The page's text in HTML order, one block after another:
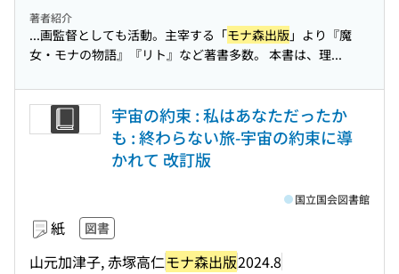
著者紹介
...画監督としても活動。主宰する「モナ森出版」より『魔
女・モナの物語』『リト』など著書多数。 本書は、理...
宇宙の約束 : 私はあなただったか
も : 終わらない旅-宇宙の約束に導
かれて 改訂版
紙 図書
山元加津子, 赤塚高仁モナ森出版2024.8
国立国会図書館